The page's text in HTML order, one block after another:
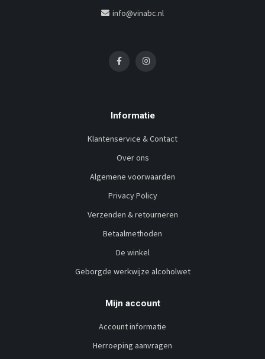
info@vinabc.nl
Informatie
Klantenservice & Contact
Over ons
Algemene voorwaarden
Privacy Policy
Verzenden & retourneren
Betaalmethoden
De winkel
Geborgde werkwijze alcoholwet
Mijn account
Account informatie
Herroeping aanvragen